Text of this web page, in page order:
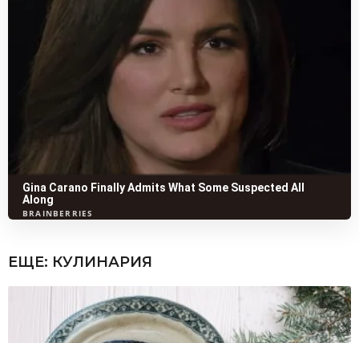
ЕЩЕ: КУЛИНАРИЯ